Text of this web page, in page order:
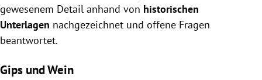
gewesenem Detail anhand von historischen
Unterlagen nachgezeichnet und offene Fragen
beantwortet.
Gips und Wein